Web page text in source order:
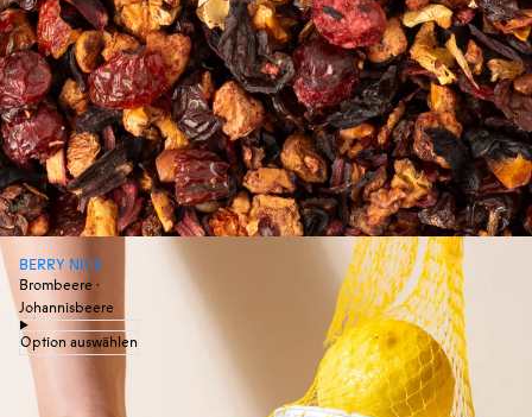
BERRY NICE
Brombeere ·
Johannisbeere
Option auswählen